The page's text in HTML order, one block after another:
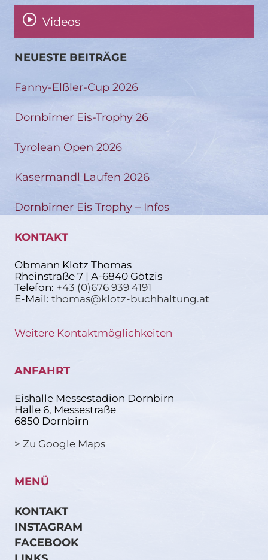
Videos
NEUESTE BEITRÄGE
Fanny-Elßler-Cup 2026
Dornbirner Eis-Trophy 26
Tyrolean Open 2026
Kasermandl Laufen 2026
Dornbirner Eis Trophy – Infos
KONTAKT
Obmann Klotz Thomas
Rheinstraße 7 | A-6840 Götzis
Telefon: +43 (0)676 939 4191
E-Mail: thomas@klotz-buchhaltung.at
Weitere Kontaktmöglichkeiten
ANFAHRT
Eishalle Messestadion Dornbirn
Halle 6, Messestraße
6850 Dornbirn
> Zu Google Maps
MENÜ
KONTAKT
INSTAGRAM
FACEBOOK